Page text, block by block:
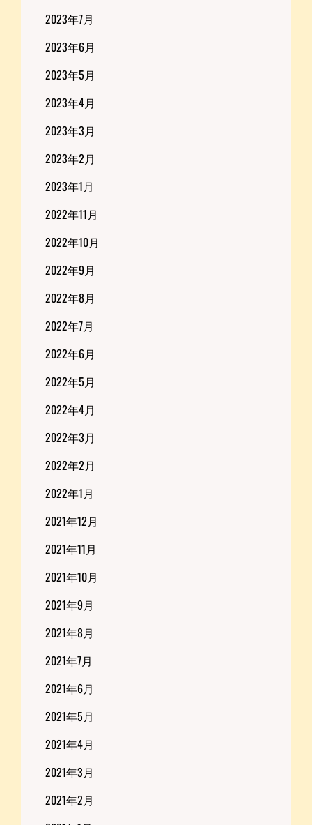
2023年7月
2023年6月
2023年5月
2023年4月
2023年3月
2023年2月
2023年1月
2022年11月
2022年10月
2022年9月
2022年8月
2022年7月
2022年6月
2022年5月
2022年4月
2022年3月
2022年2月
2022年1月
2021年12月
2021年11月
2021年10月
2021年9月
2021年8月
2021年7月
2021年6月
2021年5月
2021年4月
2021年3月
2021年2月